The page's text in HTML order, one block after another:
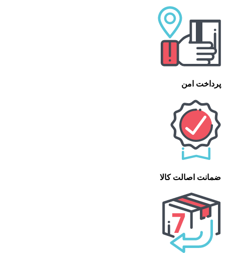
پرداخت امن
ضمانت اصالت کالا